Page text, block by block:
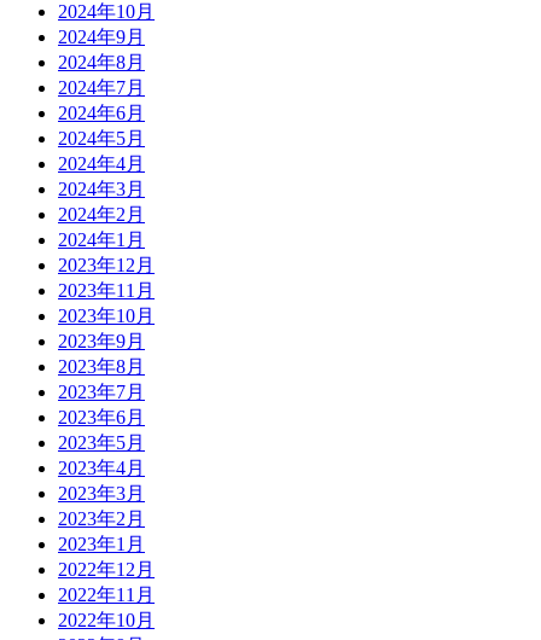
2024年10月
2024年9月
2024年8月
2024年7月
2024年6月
2024年5月
2024年4月
2024年3月
2024年2月
2024年1月
2023年12月
2023年11月
2023年10月
2023年9月
2023年8月
2023年7月
2023年6月
2023年5月
2023年4月
2023年3月
2023年2月
2023年1月
2022年12月
2022年11月
2022年10月